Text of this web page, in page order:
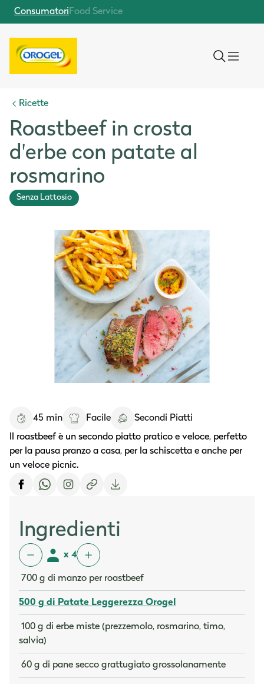
Consumatori Food Service
Ricette
Roastbeef in crosta
d'erbe con patate al
rosmarino
Senza Lattosio
45 min Facile
Secondi Piatti
Il roastbeef è un secondo piatto pratico e veloce, perfetto
per la pausa pranzo a casa, per la schiscetta e anche per
un veloce picnic.
Ingredienti
x 4
700 g di manzo per roastbeef
500 g di Patate Leggerezza Orogel
100 g di erbe miste (prezzemolo, rosmarino, timo,
salvia)
60 g di pane secco grattugiato grossolanamente